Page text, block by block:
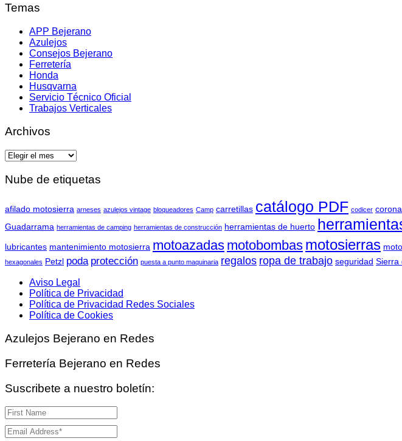
Temas
APP Bejerano
Azulejos
Consejos Bejerano
Ferretería
Honda
Husqvarna
Servicio Técnico Oficial
Trabajos Verticales
Archivos
Archivos
Nube de etiquetas
afilado motosierra arneses azulejos vintage bloqueadores Camp carretillas catálogo PDF codicer
Guadarrama herramientas de camping herramientas de construcción herramientas de huerto
lubricantes mantenimiento motosierra motoazadas motobombas motosierras
hexagonales Petzl poda protección puesta a punto maquinaria regalos ropa de trabajo seguridad Sierra
Aviso Legal
Política de Privacidad
Política de Privacidad Redes Sociales
Política de Cookies
Azulejos Bejerano en Redes
Ferretería Bejerano en Redes
Suscribete a nuestro boletín: